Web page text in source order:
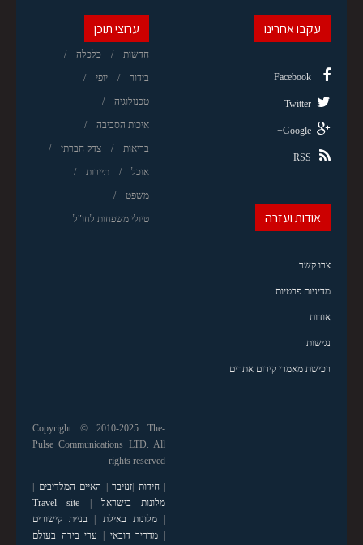
ערוצי תוכן
חדשות כלכלה
בידור יופי
טכנולוגיה
איכות הסביבה
בריאות צדק חברתי
אוכל תיירות
משפט
טיולי משפחות לחו"ל
עקבו אחרינו
Facebook
Twitter
Google+
RSS
אודות ועזרה
צרו קשר
מדיניות פרטיות
אודות
נגישות
רכישת מאמרי קידום אתרים
Copyright © 2010-2025 The-
Pulse Communications LTD. All
rights reserved
|חידות זנזיבר האיים המלדיבים
מלונות בישראל
Travel site
|מלונות באילת
בניית קישורים
מדריך דובאי
ערי בירה בעולם